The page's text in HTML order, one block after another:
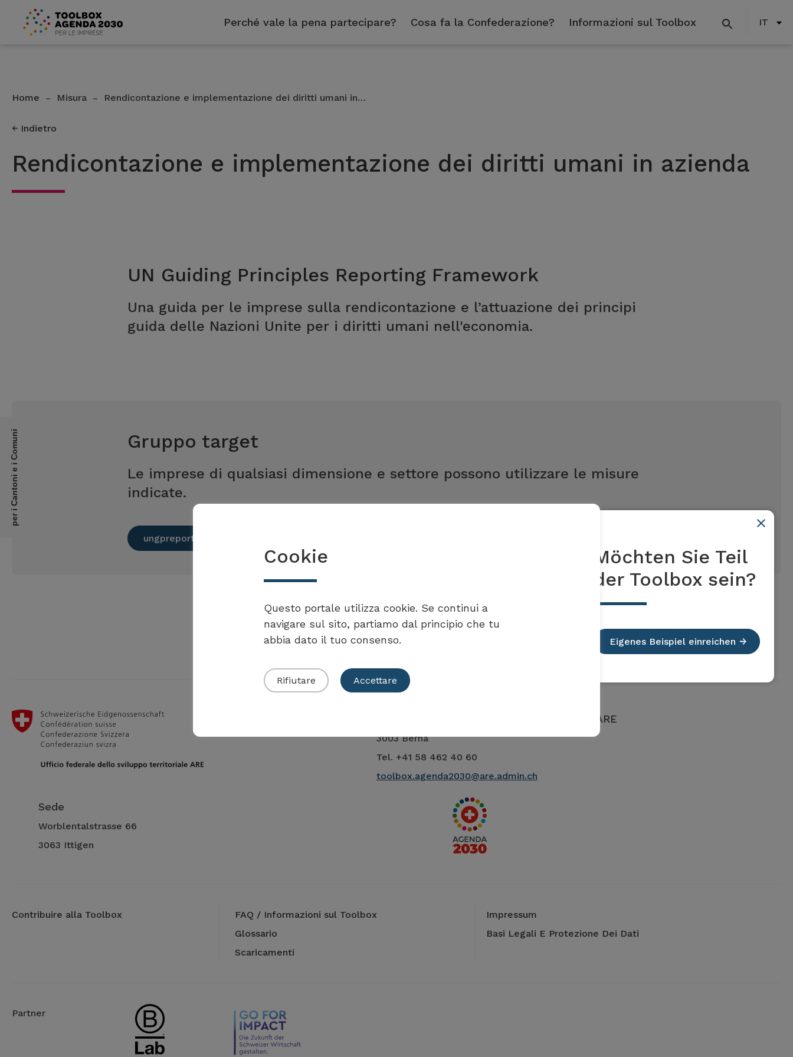
Perché vale la pena partecipare? Cosa fa la Confederazione? Informazioni sul Toolbox IT
Home – Misura – Rendicontazione e implementazione dei diritti umani in…
Indietro
Rendicontazione e implementazione dei diritti umani in azienda
UN Guiding Principles Reporting Framework
Una guida per le imprese sulla rendicontazione e l’attuazione dei principi
guida delle Nazioni Unite per i diritti umani nell'economia.
Gruppo target
Le imprese di qualsiasi dimensione e settore possono utilizzare le misure
indicate.
ungpreporting.org
Möchten Sie Teil
der Toolbox sein?
Eigenes Beispiel einreichen
Ufficio federale dello sviluppo territoriale ARE
3003 Berna
Tel. +41 58 462 40 60
toolbox.agenda2030@are.admin.ch
Sede
Worblentalstrasse 66
3063 Ittigen
Contribuire alla Toolbox
FAQ / Informazioni sul Toolbox
Glossario
Scaricamenti
Impressum
Basi Legali E Protezione Dei Dati
Partner
per i Cantoni e i Comuni
Cookie
Questo portale utilizza cookie. Se continui a
navigare sul sito, partiamo dal principio che tu
abbia dato il tuo consenso.
Rifiutare Accettare